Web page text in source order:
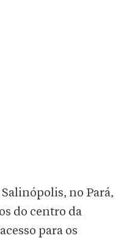
no Pará,
do centro da
para os